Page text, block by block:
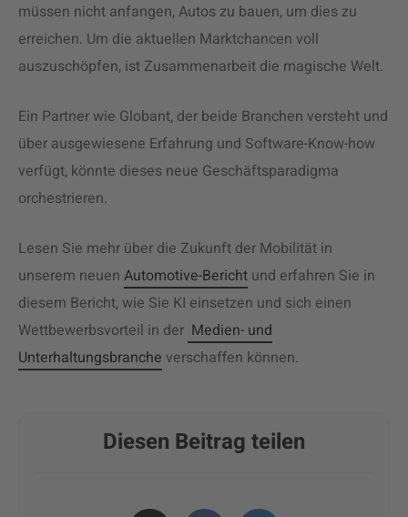
müssen nicht anfangen, Autos zu bauen, um dies zu
erreichen. Um die aktuellen Marktchancen voll
auszuschöpfen, ist Zusammenarbeit die magische Welt.
Ein Partner wie Globant, der beide Branchen versteht und
über ausgewiesene Erfahrung und Software-Know-how
verfügt, könnte dieses neue Geschäftsparadigma
orchestrieren.
Lesen Sie mehr über die Zukunft der Mobilität in
unserem neuen Automotive-Bericht und erfahren Sie in
diesem Bericht, wie Sie KI einsetzen und sich einen
Wettbewerbsvorteil in der Medien- und
Unterhaltungsbranche verschaffen können.
Diesen Beitrag teilen